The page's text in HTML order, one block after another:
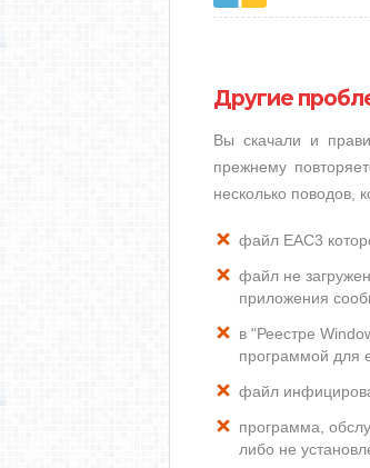
Другие
Вы скачали и
прежнему
несколько поводов,
файл EAC3
файл не
приложения
в "Реестре
программой для
файл
программа,
либо не